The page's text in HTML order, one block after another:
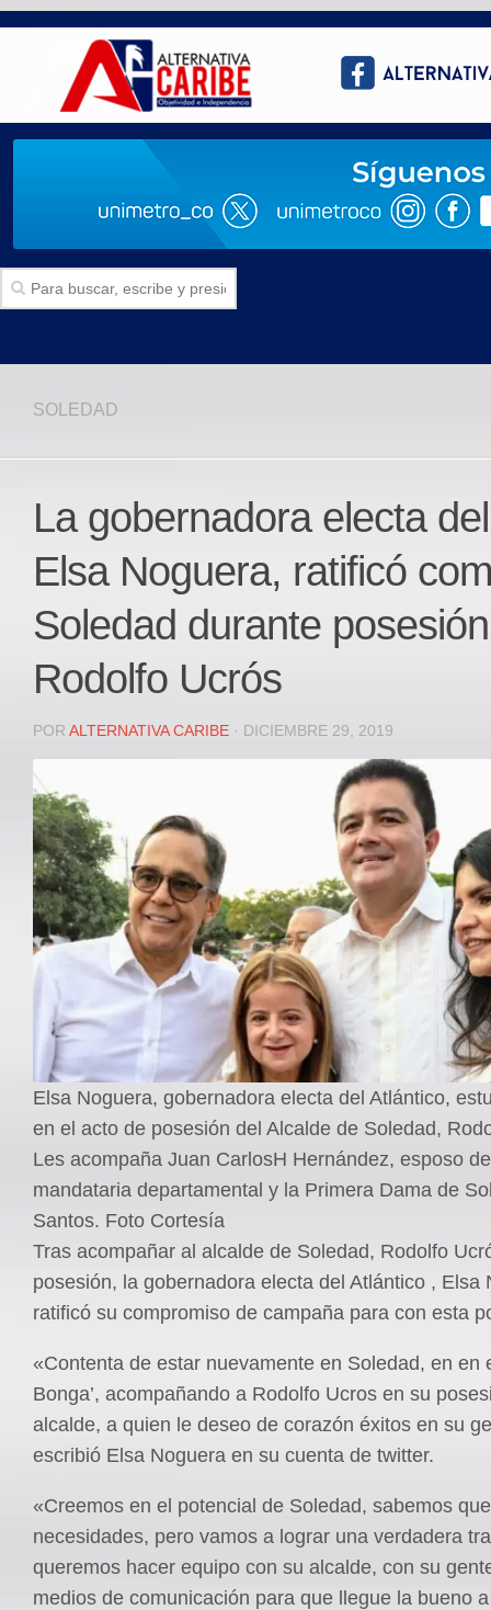
Politica
Deportes
JUDICIAL
REGIONAL
DEPARTAMENTAL
OPINIÓN
Contactenos
facebook
Twitter
Instagram
Registro ISSN: 2711-3299
SOLEDAD
La gobernadora electa
Elsa Noguera, ratificó
Soledad durante
Rodolfo Ucrós
POR ALTERNATIVA CARIBE · DICIEMBRE 29, 2019
Elsa Noguera, gobernadora electa del Atlántico,
en el acto de posesión del Alcalde de Soledad,
Les acompaña Juan CarlosH Hernández, esposo
mandataria departamental y la Primera Dama de
Santos. Foto Cortesía
Tras acompañar al alcalde de Soledad, Rodolfo
posesión, la gobernadora electa del Atlántico , Elsa
ratificó su compromiso de campaña para con esta
«Contenta de estar nuevamente en Soledad, en en
Bonga’, acompañando a Rodolfo Ucros en su
alcalde, a quien le deseo de corazón éxitos en su
escribió Elsa Noguera en su cuenta de twitter.
«Creemos en el potencial de Soledad, sabemos
necesidades, pero vamos a lograr una verdadera
queremos hacer equipo con su alcalde, con su
medios de comunicación para que llegue la bueno